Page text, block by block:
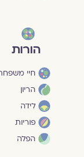
הורות
חיי משפחה
הריון
לידה
פוריות
הפלה